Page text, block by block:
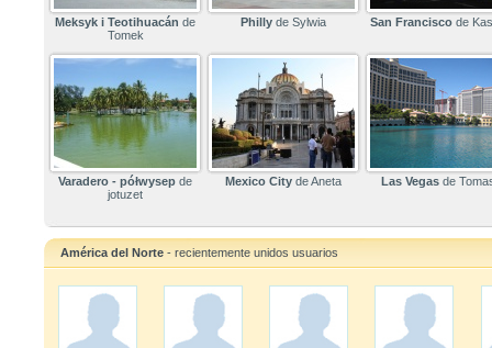
Meksyk i Teotihuacán de
Tomek
Philly de Sylwia San Francisco de
Varadero - półwysep de
jotuzet
Mexico City de Aneta Las Vegas de
América del Norte - recientemente unidos usuarios